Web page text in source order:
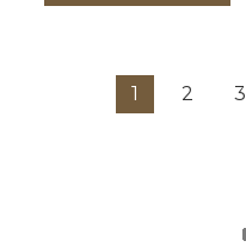
1 2 3